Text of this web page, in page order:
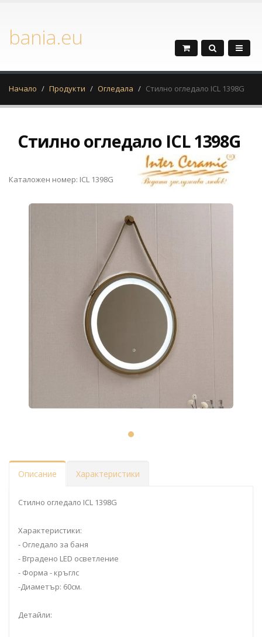
bania.eu
Начало Продукти Огледала Стилно огледало ICL 1398G
Стилно огледало ICL 1398G
Каталожен номер: ICL 1398G
Описание Характеристики
Стилно огледало ICL 1398G
Характеристики:
- Огледало за баня
- Вградено LED осветлениe
- Форма - кръглс
-Диаметър: 60см.
Детайли: